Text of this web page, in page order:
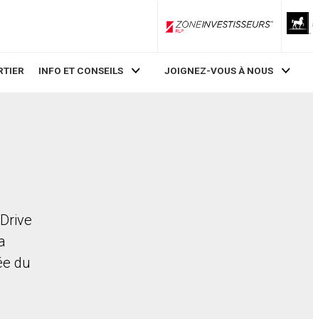
ZoneInvestisseurs RLP
INFO ET CONSEILS JOIGNEZ-VOUS À NOUS
du